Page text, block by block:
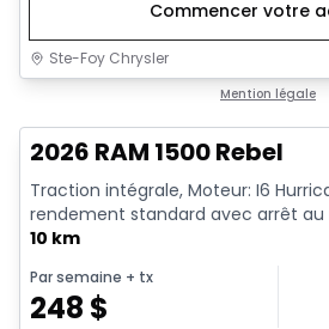
Commencer votre
Ste-Foy Chrysler
Mention légale
2026 RAM 1500 Rebel
Traction intégrale, Moteur: I6
rendement standard avec arrêt au
10 km
Par semaine + tx
248 $